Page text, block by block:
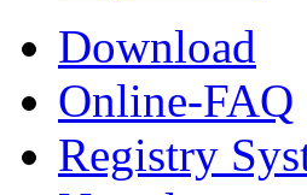
Download
Online-FAQ
Registry